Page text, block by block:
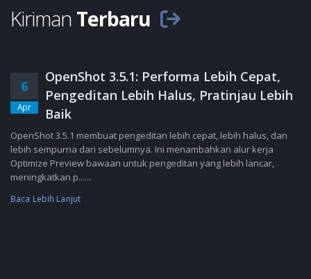
Kiriman Terbaru
6
Apr
OpenShot 3.5.1: Performa Lebih Cepat,
Pengeditan Lebih Halus, Pratinjau Lebih
Baik
OpenShot 3.5.1 membuat pengeditan lebih cepat, lebih halus, dan
lebih sempurna dari sebelumnya. Ini menambahkan alur kerja
Optimize Preview bawaan untuk pengeditan yang lebih lancar,
meningkatkan p......
Baca Lebih Lanjut